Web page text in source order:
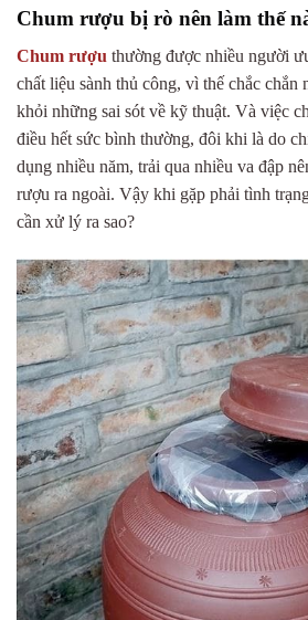
Chum rượu bị rò nên làm thế
Chum rượu thường được nhiều người
chất liệu sành thủ công, vì thế chắc chắn
khỏi những sai sót về kỹ thuật. Và việc
điều hết sức bình thường, đôi khi là do
dụng nhiều năm, trải qua nhiều va đập
rượu ra ngoài. Vậy khi gặp phải tình
cần xử lý ra sao?